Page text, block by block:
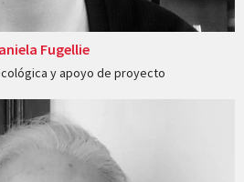
Fugellie
y apoyo de proyecto